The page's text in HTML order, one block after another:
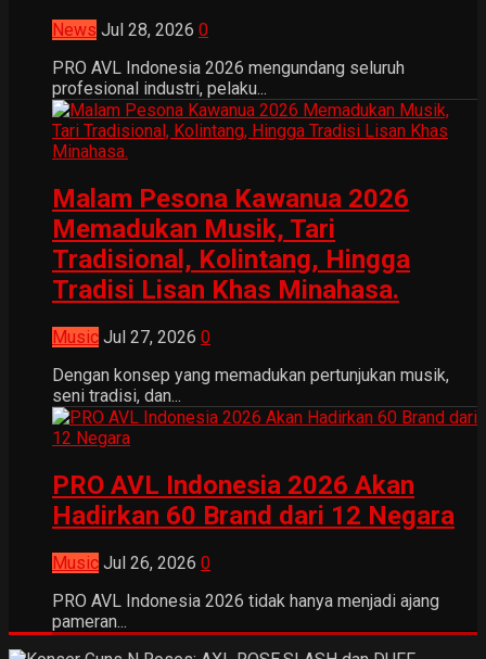
News Jul 28, 2026 0
PRO AVL Indonesia 2026 mengundang seluruh
profesional industri, pelaku...
Malam Pesona Kawanua 2026
Memadukan Musik, Tari
Tradisional, Kolintang, Hingga
Tradisi Lisan Khas Minahasa.
Music Jul 27, 2026 0
Dengan konsep yang memadukan pertunjukan musik,
seni tradisi, dan...
PRO AVL Indonesia 2026 Akan
Hadirkan 60 Brand dari 12 Negara
Music Jul 26, 2026 0
PRO AVL Indonesia 2026 tidak hanya menjadi ajang
pameran...